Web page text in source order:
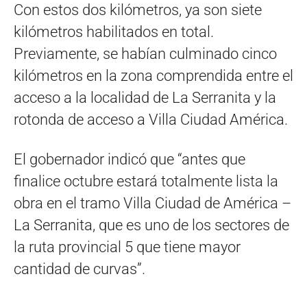
Con estos dos kilómetros, ya son siete
kilómetros habilitados en total.
Previamente, se habían culminado cinco
kilómetros en la zona comprendida entre el
acceso a la localidad de La Serranita y la
rotonda de acceso a Villa Ciudad América.
El gobernador indicó que “antes que
finalice octubre estará totalmente lista la
obra en el tramo Villa Ciudad de América –
La Serranita, que es uno de los sectores de
la ruta provincial 5 que tiene mayor
cantidad de curvas”.